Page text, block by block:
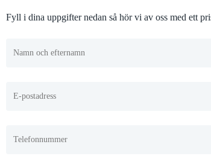
Fyll i dina uppgifter nedan så hör vi av oss med ett